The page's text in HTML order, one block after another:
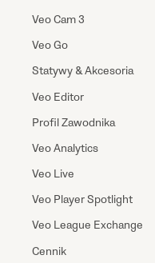
Veo Cam 3
Veo Go
Statywy & Akcesoria
Veo Editor
Profil Zawodnika
Veo Analytics
Veo Live
Veo Player Spotlight
Veo League Exchange
Cennik